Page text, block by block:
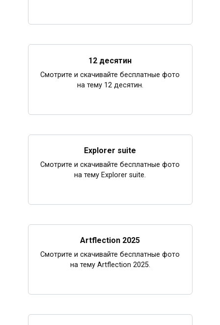
12 десятин
Смотрите и скачивайте бесплатные фото
на тему 12 десятин.
Explorer suite
Смотрите и скачивайте бесплатные фото
на тему Explorer suite.
Artflection 2025
Смотрите и скачивайте бесплатные фото
на тему Artflection 2025.